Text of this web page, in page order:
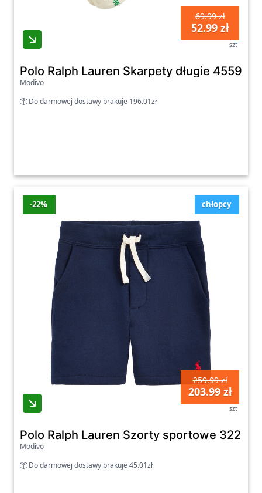
69.99 zł
52.99 zł
szt
Polo Ralph Lauren Skarpety długie
Modivo
Do darmowej dostawy brakuje 196.01zł
chłopcy
-22%
259.99 zł
203.99 zł
szt
Polo Ralph Lauren Szorty sportowe
Modivo
Do darmowej dostawy brakuje 45.01zł